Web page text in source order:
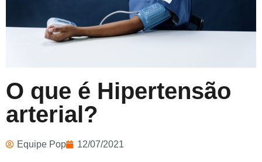
O que é Hipertensão
arterial?
Equipe Pop 12/07/2021